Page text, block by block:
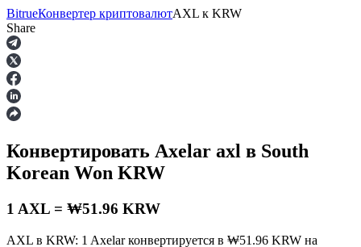
Фьючерсы
BitrueКонвертер криптовалютAXL к KRW
Share
Конвертировать Axelar axl в South
Korean Won KRW
1 AXL = ₩51.96 KRW
AXL в KRW: 1 Axelar конвертируется в ₩51.96 KRW на